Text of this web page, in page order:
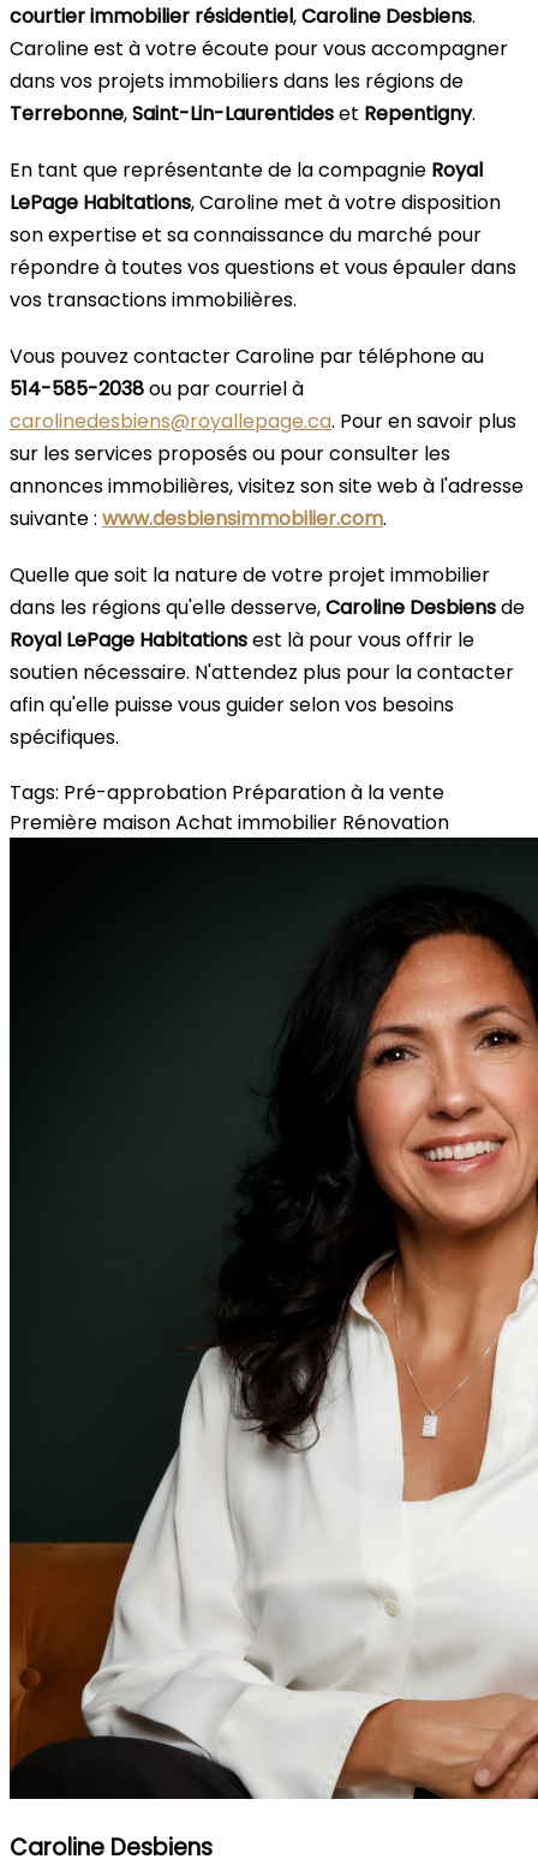
courtier immobilier résidentiel,Caroline Desbiens.
Caroline est à votre écoute pour vous accompagner
dans vos projets immobiliers dans les régions de
Terrebonne,Saint-Lin-Laurentideset Repentigny.
En tant que représentante de la compagnie Royal
LePage Habitations, Caroline met à votre disposition
son expertise et sa connaissance du marché pour
répondre à toutes vos questions et vous épauler dans
vos transactions immobilières.
Vous pouvez contacter Caroline par téléphone au
514-585-2038ou par courriel à
carolinedesbiens@royallepage.ca. Pour en savoir plus
sur les services proposés ou pour consulter les
annonces immobilières, visitez son site web à l'adresse
suivante : www.desbiensimmobilier.com.
Quelle que soit la nature de votre projet immobilier
dans les régions qu'elle desserve,Caroline Desbiensde
Royal LePage Habitationsest là pour vous offrir le
soutien nécessaire. N'attendez plus pour la contacter
afin qu'elle puisse vous guider selon vos besoins
spécifiques.
Tags: Pré-approbation Préparation à la vente
Première maisonAchat immobilier Rénovation
Caroline Desbiens